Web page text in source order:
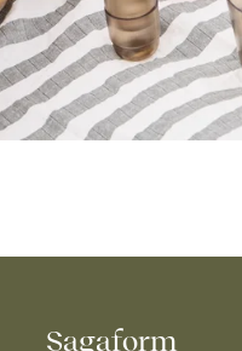
Sagaform